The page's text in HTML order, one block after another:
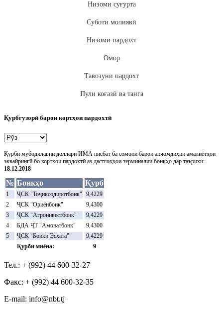
Низоми суғурта
Суботи молиявӣ
Низоми пардохт
Омор
Тавозуни пардохт
Пули коғазӣ ва танга
Қурбгузорӣ барои кортҳои пардохтӣ
Қурби мубодилавии доллари ИМА нисбат ба сомонӣ барои анҷомдиҳии амалиётҳои
эквайрингӣ бо кортҳои пардохтӣ аз дастгоҳҳои терминалии бонкҳо дар таърихи:
18.12.2018
№ Бонкҳо Қурб
1 ҶСК "Тоҷиксодиротбонк"
9,4229
2
ҶСК "Ориёнбонк"
9,4300
3
ҶСК "Агроинвестбонк"
9,4229
4
БДА ҶТ "Амонатбонк"
9,4300
5
ҶСК "Бонки Эсхата"
9,4229
Қурби миёна:
9
Тел.: + (992) 44 600-32-27
Факс: + (992) 44 600-32-35
Е-mail: info@nbt.tj